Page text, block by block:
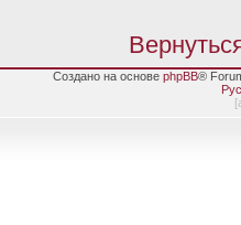
Создано на основе phpBB®
[